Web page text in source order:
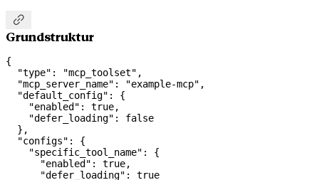

Grundstruktur
{
  "type"
: "mcp_toolset" ,
  "mcp_server_name"
: "example-mcp" ,
  "default_config"
: {
    "enabled"
: true,
    "defer_loading"
: false
  },
  "configs"
: {
    "specific_tool_name"
: {
      "enabled"
: true,
      "defer_loading"
: true